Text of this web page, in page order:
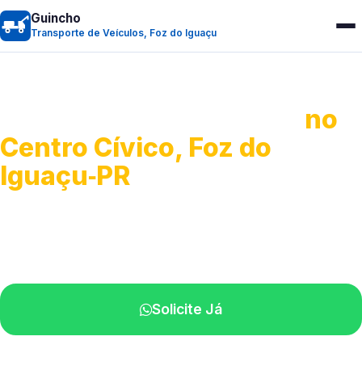
Guincho
Transporte de Veículos, Foz do Iguaçu
no
Centro Cívico, Foz do
Iguaçu‑PR
Solicite Já